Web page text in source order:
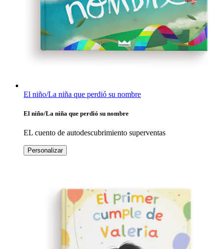
El niño/La niña que perdió su nombre
El niño/La niña que perdió su nombre
EL cuento de autodescubrimiento superventas
Personalizar